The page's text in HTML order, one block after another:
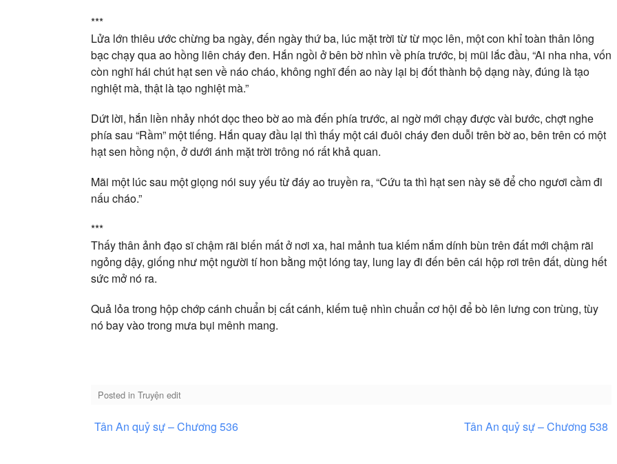
***
Lửa lớn thiêu ước chừng ba ngày, đến ngày thứ ba, lúc mặt trời từ từ mọc lên, một con khỉ toàn thân lông
bạc chạy qua ao hồng liên cháy đen. Hắn ngồi ở bên bờ nhìn về phía trước, bị mũi lắc đầu, “Ai nha nha, vốn
còn nghĩ hái chút hạt sen về náo cháo, không nghĩ đến ao này lại bị đốt thành bộ dạng này, đúng là tạo
nghiệt mà, thật là tạo nghiệt mà.”
Dứt lời, hắn liền nhảy nhót dọc theo bờ ao mà đến phía trước, ai ngờ mới chạy được vài bước, chợt nghe
phía sau “Rầm” một tiếng. Hắn quay đầu lại thì thấy một cái đuôi cháy đen duỗi trên bờ ao, bên trên có một
hạt sen hồng nộn, ở dưới ánh mặt trời trông nó rất khả quan.
Mãi một lúc sau một giọng nói suy yếu từ đáy ao truyền ra, “Cứu ta thì hạt sen này sẽ để cho ngươi cầm đi
nấu cháo.”
***
Thấy thân ảnh đạo sĩ chậm rãi biến mất ở nơi xa, hai mảnh tua kiếm nắm dính bùn trên đất mới chậm rãi
ngỏng dậy, giống như một người tí hon bằng một lóng tay, lung lay đi đến bên cái hộp rơi trên đất, dùng hết
sức mở nó ra.
Quả lỏa trong hộp chớp cánh chuẩn bị cất cánh, kiếm tuệ nhìn chuẩn cơ hội để bò lên lưng con trùng, tùy
nó bay vào trong mưa bụi mênh mang.
Posted in Truyện edit
Điều
hướng
Tân An quỷ sự – Chương 536 Tân An quỷ sự – Chương 538